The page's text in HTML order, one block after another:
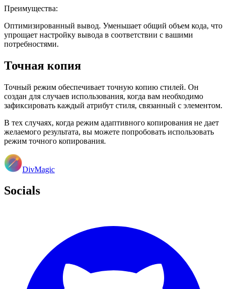
Преимущества:
Оптимизированный вывод. Уменьшает общий объем кода, что
упрощает настройку вывода в соответствии с вашими
потребностями.
Точная копия
Точный режим обеспечивает точную копию стилей. Он
создан для случаев использования, когда вам необходимо
зафиксировать каждый атрибут стиля, связанный с элементом.
В тех случаях, когда режим адаптивного копирования не дает
желаемого результата, вы можете попробовать использовать
режим точного копирования.
DivMagic
Socials